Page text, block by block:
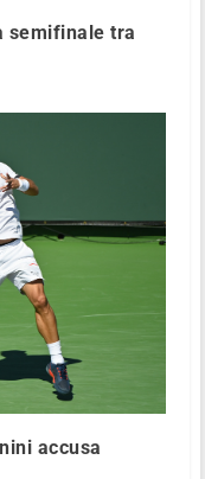
semifinale tra
accusa